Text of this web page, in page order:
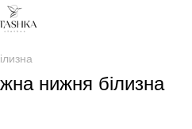
нижня білизна